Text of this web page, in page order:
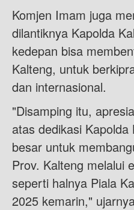
Komjen Imam juga
dilantiknya Kapolda
kedepan bisa
Kalteng, untuk
dan internasional.
"Disamping itu,
atas dedikasi
besar untuk
Prov. Kalteng melalui
seperti halnya Piala
2025 kemarin,"